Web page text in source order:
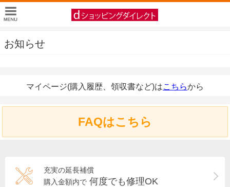
お知らせ
マイページ(購入履歴、領収書など)はこちらから
FAQはこちら
充実の延長補償
購入金額内で 何度でも修理OK